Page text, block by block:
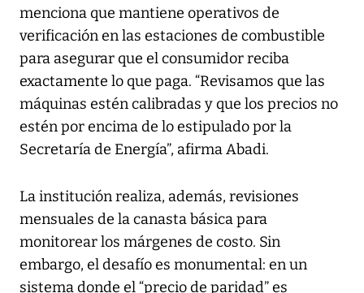
menciona que mantiene operativos de
verificación en las estaciones de combustible
para asegurar que el consumidor reciba
exactamente lo que paga. “Revisamos que las
máquinas estén calibradas y que los precios no
estén por encima de lo estipulado por la
Secretaría de Energía”, afirma Abadi.
La institución realiza, además, revisiones
mensuales de la canasta básica para
monitorear los márgenes de costo. Sin
embargo, el desafío es monumental: en un
sistema donde el “precio de paridad” es